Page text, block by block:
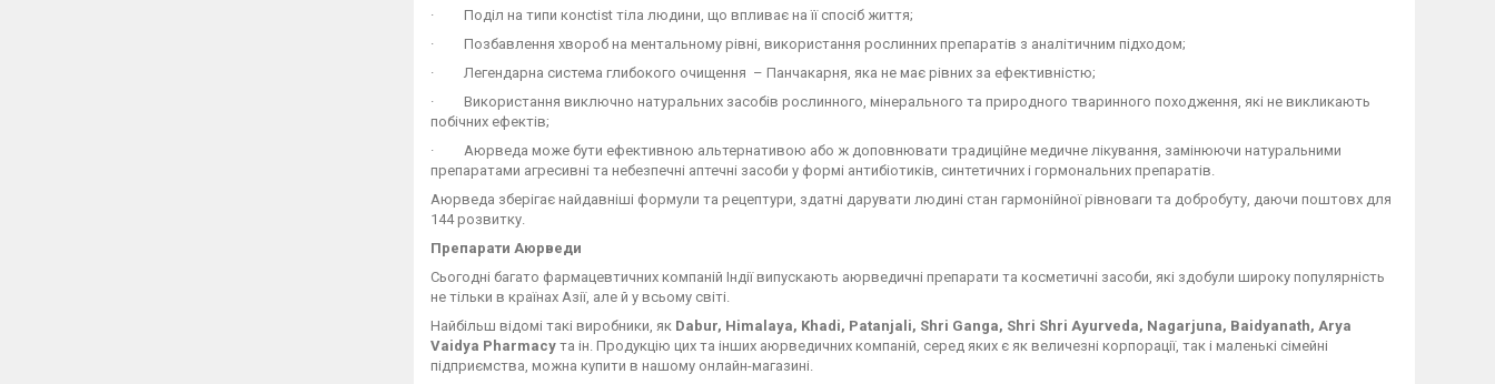
· Поділ на типи консtist тіла людини, що впливає на її спосіб життя;
· Позбавлення хвороб на ментальному рівні, використання рослинних препаратів з аналітичним підходом;
· Легендарна система глибокого очищення – Панчакарня, яка не має рівних за ефективністю;
· Використання виключно натуральних засобів рослинного, мінерального та природного тваринного походження, які не викликають
побічних ефектів;
· Аюрведа може бути ефективною альтернативою або ж доповнювати традиційне медичне лікування, замінюючи натуральними
препаратами агресивні та небезпечні аптечні засоби у формі антибіотиків, синтетичних і гормональних препаратів.
Аюрведа зберігає найдавніші формули та рецептури, здатні дарувати людині стан гармонійної рівноваги та добробуту, даючи поштовх для
144 розвитку.
Препарати Аюрведи
Сьогодні багато фармацевтичних компаній Індії випускають аюрведичні препарати та косметичні засоби, які здобули широку популярність
не тільки в країнах Азії, але й у всьому світі.
Найбільш відомі такі виробники, як Dabur, Himalaya, Khadi, Patanjali, Shri Ganga, Shri Shri Ayurveda, Nagarjuna, Baidyanath, Arya
Vaidya Pharmacy та ін. Продукцію цих та інших аюрведичних компаній, серед яких є як величезні корпорації, так і маленькі сімейні
підприємства, можна купити в нашому онлайн-магазині.